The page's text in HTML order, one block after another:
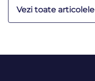
Vezi toate articolele